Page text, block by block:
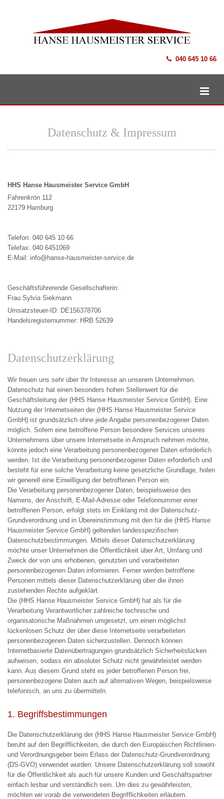
 040 645 10 66
Datenschutz & Impressum
HHS Hanse Hausmeister Service GmbH
Fahrenkrön 112
22179 Hamburg
Telefon: 040 645 10 66
Telefax: 040 6451069
E-Mail: info@hanse-hausmeister-service.de
Geschäftsführerende Gesellschafterin:
Frau Sylvia Siekmann
Umsatzsteuer-ID: DE156378706
Handels­registernummer: HRB 52639
Datenschutzerklärung
Wir freuen uns sehr über Ihr Interesse an unserem Unternehmen.
Datenschutz hat einen besonders hohen Stellenwert für die
Geschäftsleitung der (HHS Hanse Hausmeister Service GmbH). Eine
Nutzung der Internetseiten der (HHS Hanse Hausmeister Service
GmbH) ist grundsätzlich ohne jede Angabe personenbezogener Daten
möglich. Sofern eine betroffene Person besondere Services unseres
Unternehmens über unsere Internetseite in Anspruch nehmen möchte,
könnte jedoch eine Verarbeitung personenbezogener Daten erforderlich
werden. Ist die Verarbeitung personenbezogener Daten erforderlich und
besteht für eine solche Verarbeitung keine gesetzliche Grundlage, holen
wir generell eine Einwilligung der betroffenen Person ein.
Die Verarbeitung personenbezogener Daten, beispielsweise des
Namens, der Anschrift, E-Mail-Adresse oder Telefonnummer einer
betroffenen Person, erfolgt stets im Einklang mit der Datenschutz-
Grundverordnung und in Übereinstimmung mit den für die (HHS Hanse
Hausmeister Service GmbH) geltenden landesspezifischen
Datenschutzbestimmungen. Mittels dieser Datenschutzerklärung
möchte unser Unternehmen die Öffentlichkeit über Art, Umfang und
Zweck der von uns erhobenen, genutzten und verarbeiteten
personenbezogenen Daten informieren. Ferner werden betroffene
Personen mittels dieser Datenschutzerklärung über die ihnen
zustehenden Rechte aufgeklärt.
Die (HHS Hanse Hausmeister Service GmbH) hat als für die
Verarbeitung Verantwortlicher zahlreiche technische und
organisatorische Maßnahmen umgesetzt, um einen möglichst
lückenlosen Schutz der über diese Internetseite verarbeiteten
personenbezogenen Daten sicherzustellen. Dennoch können
Internetbasierte Datenübertragungen grundsätzlich Sicherheitslücken
aufweisen, sodass ein absoluter Schutz nicht gewährleistet werden
kann. Aus diesem Grund steht es jeder betroffenen Person frei,
personenbezogene Daten auch auf alternativen Wegen, beispielsweise
telefonisch, an uns zu übermitteln.
1. Begriffsbestimmungen
Die Datenschutzerklärung der (HHS Hanse Hausmeister Service GmbH)
beruht auf den Begrifflichkeiten, die durch den Europäischen Richtlinien-
und Verordnungsgeber beim Erlass der Datenschutz-Grundverordnung
(DS-GVO) verwendet wurden. Unsere Datenschutzerklärung soll sowohl
für die Öffentlichkeit als auch für unsere Kunden und Geschäftspartner
einfach lesbar und verständlich sein. Um dies zu gewährleisten,
möchten wir vorab die verwendeten Begrifflichkeiten erläutern.